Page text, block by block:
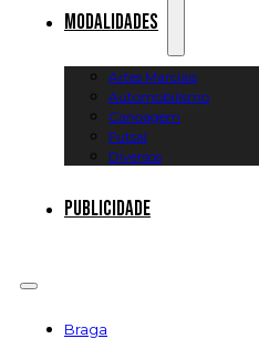
Modalidades
Artes Marciais
Automobilismo
Canoagem
Futsal
Diversos
Publicidade
Braga